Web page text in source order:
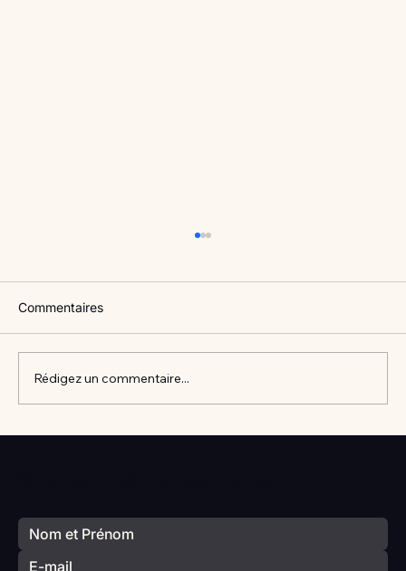
Commentaires
Rédigez un commentaire...